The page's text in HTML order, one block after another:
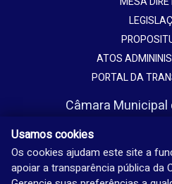
ATOS
PORTAL DA
Câmara
Jardim Europa -
(15)
Usamos cookies
Os cookies ajudam este site a
apoiar a transparência pública da